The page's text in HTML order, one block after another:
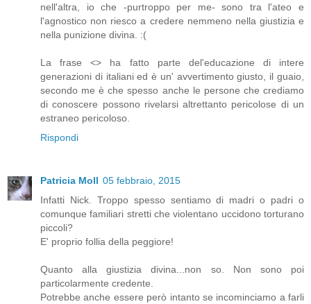
nell'altra, io che -purtroppo per me- sono tra l'ateo e
l'agnostico non riesco a credere nemmeno nella giustizia e
nella punizione divina. :(
La frase <> ha fatto parte del'educazione di intere
generazioni di italiani ed è un' avvertimento giusto, il guaio,
secondo me è che spesso anche le persone che crediamo
di conoscere possono rivelarsi altrettanto pericolose di un
estraneo pericoloso.
Rispondi
Patricia Moll 05 febbraio, 2015
Infatti Nick. Troppo spesso sentiamo di madri o padri o
comunque familiari stretti che violentano uccidono torturano
piccoli?
E' proprio follia della peggiore!
Quanto alla giustizia divina...non so. Non sono poi
particolarmente credente.
Potrebbe anche essere però intanto se incominciamo a farli